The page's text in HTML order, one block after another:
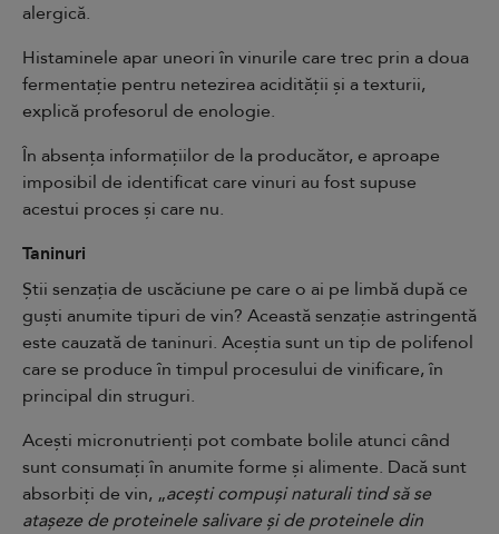
alergică.
Histaminele apar uneori în vinurile care trec prin a doua
fermentație pentru netezirea acidității și a texturii,
explică profesorul de enologie.
În absența informațiilor de la producător, e aproape
imposibil de identificat care vinuri au fost supuse
acestui proces și care nu.
Taninuri
Știi senzația de uscăciune pe care o ai pe limbă după ce
guști anumite tipuri de vin? Această senzație astringentă
este cauzată de taninuri. Aceștia sunt un tip de polifenol
care se produce în timpul procesului de vinificare, în
principal din struguri.
Acești micronutrienți pot combate bolile atunci când
sunt consumați în anumite forme și alimente. Dacă sunt
absorbiți de vin, „acești compuși naturali tind să se
atașeze de proteinele salivare și de proteinele din